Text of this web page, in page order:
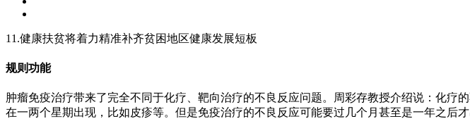
11.健康扶贫将着力精准补齐贫困地区健康发展短板
规则功能
肿瘤免疫治疗带来了完全不同于化疗、靶向治疗的不良反应问题。周彩存教授介绍说：化
在一两个星期出现，比如皮疹等。但是免疫治疗的不良反应可能要过几个月甚至是一年之后